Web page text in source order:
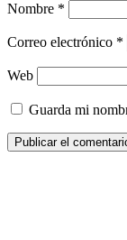
Nombre *
Correo electrónico *
Web
Guarda mi